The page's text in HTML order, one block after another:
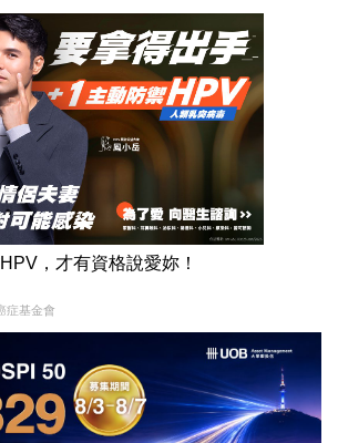
，才有資格說愛妳！
症基金會